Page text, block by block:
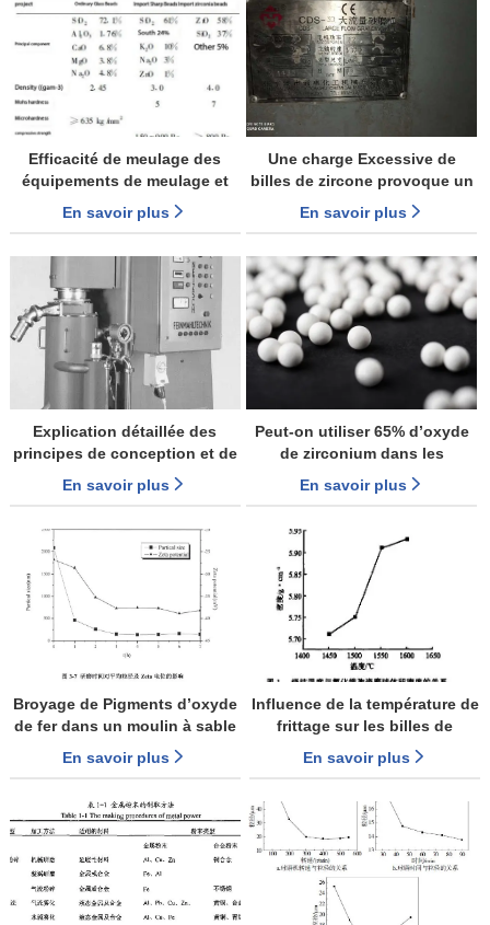
Efficacité de meulage des
équipements de meulage et
impact des différentes
méthodes de meulage sur la
En savoir plus
Une charge Excessive de
billes de zircone provoque un
bourrage Horizontal du moulin
à sable
En savoir plus
Explication détaillée des
principes de conception et de
structure des Types
couramment utilisés de
En savoir plus
Peut-on utiliser 65% d’oxyde
de zirconium dans les
broyeurs de sable à
baguettes?
En savoir plus
Broyage de Pigments d’oxyde
de fer dans un moulin à sable
En savoir plus
Influence de la température de
frittage sur les billes de
meulage en céramique zircone
En savoir plus